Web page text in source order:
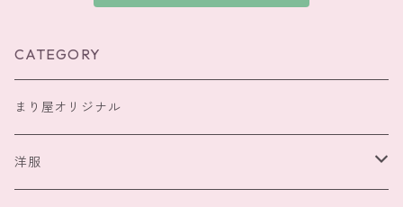
CATEGORY
まり屋オリジナル
洋服